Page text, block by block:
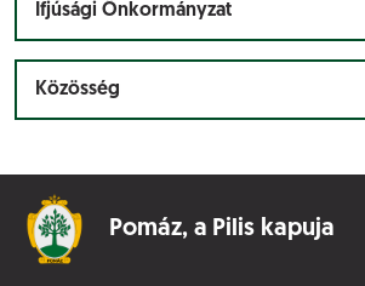
Ifjúsági Önkormányzat
Közösség
Pomáz, a Pilis kapuja